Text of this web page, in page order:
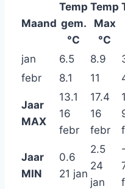
Maand
Temp
gem.
°C
Temp
Max
°C
jan
6.5 8.9
febr
8.1 11
Jaar
MAX
13.1
16
febr
17.4
16
febr
Jaar
MIN
0.6
21 jan
2.5
24
jan